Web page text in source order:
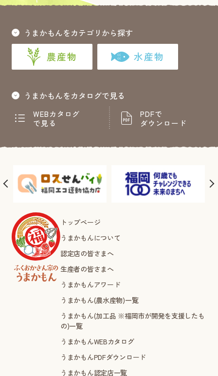
うまかもんをカテゴリから探す
農産物 水産物
うまかもんをカタログで見る
WEBカタログ
で見る
PDFで
ダウンロード
トップページ
うまかもんについて
認定店の皆さまへ
生産者の皆さまへ
うまかもんアワード
うまかもん(農水産物)一覧
うまかもん(加工品 ※福岡市が開発を支援したも
の)一覧
うまかもんWEBカタログ
うまかもんPDFダウンロード
うまかもん認定店一覧